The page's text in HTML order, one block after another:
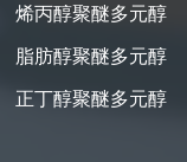
烯丙醇聚醚多元醇
脂肪醇聚醚多元醇
正丁醇聚醚多元醇